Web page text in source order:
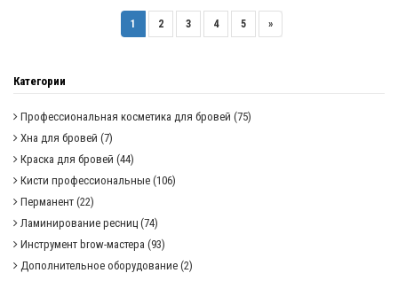
1 2 3 4 5 »
Категории
Профессиональная косметика для бровей (75)
Хна для бровей (7)
Краска для бровей (44)
Кисти профессиональные (106)
Перманент (22)
Ламинирование ресниц (74)
Инструмент brow-мастера (93)
Дополнительное оборудование (2)